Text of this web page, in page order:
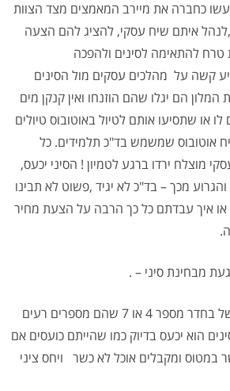
כחברה את מיירב המאמצים מצד הצוות
איתם שיח עסקי, להציג להם הצעה
טרח להתאימה לסינים ולהפכה
קשה על מהלכים עסקים מול הסינים
המלון הם יגלו שהם הוזנחו ואין קנקן מים
או שתסיעו אותם לטיול באוטובוס טיולים
אוטובוס שמשמש בד"כ תלמידים. כל
מוצלח ירדו ברגע לטמיון ! הסיני יכעס,
מכך – בד"כ לא יגיד ,פשוט לא תבינו
או איך עבדתם כל כך הרבה על הצעת מחיר
מבחינת סיני – .
אם המלון ישכן אותו למשל בחדר מספר 4 או 7 שהם מספרים רעים
הוא יכעס בדיוק כמו שהייתם כועסים אם
במטוס ומקבלים אוכל לא כשר ויחס ציני